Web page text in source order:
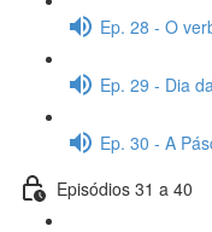
Ep. 28 - O
Ep. 29 - Dia
Ep. 30 - A
Episódios 31 a 40